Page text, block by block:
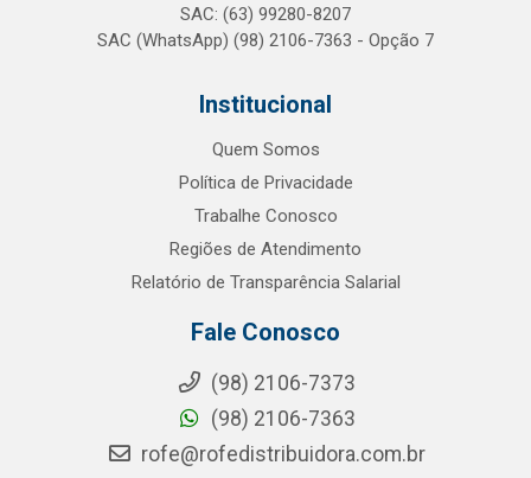
SAC: (63) 99280-8207
SAC (WhatsApp) (98) 2106-7363 - Opção 7
Institucional
Quem Somos
Política de Privacidade
Trabalhe Conosco
Regiões de Atendimento
Relatório de Transparência Salarial
Fale Conosco
(98) 2106-7373
(98) 2106-7363
rofe@rofedistribuidora.com.br